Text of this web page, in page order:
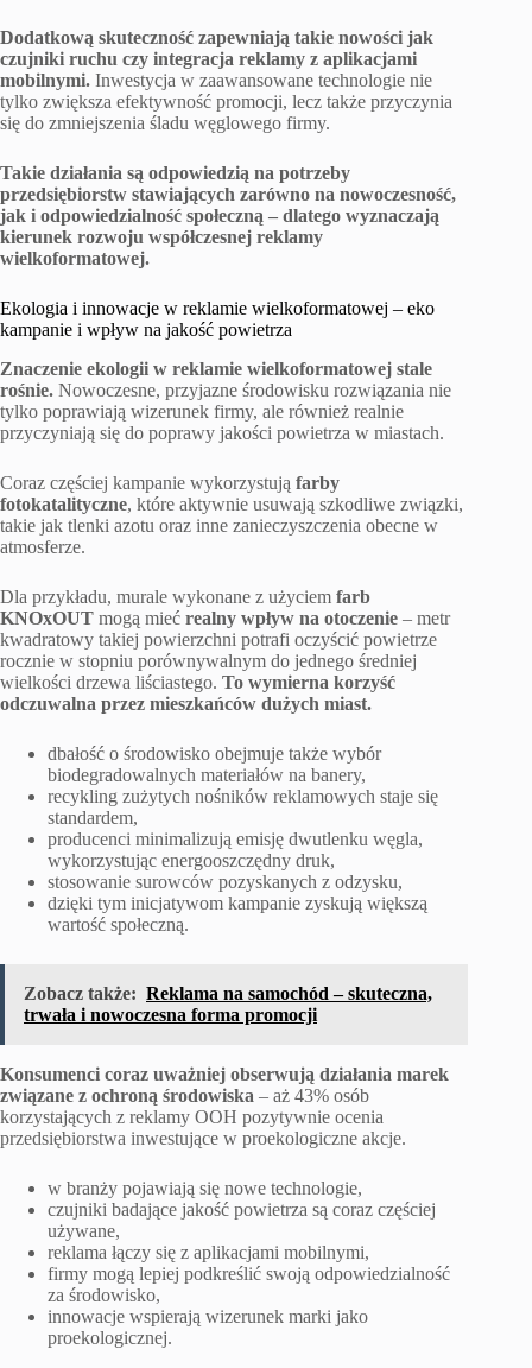
Dodatkową skuteczność zapewniają takie nowości jak
czujniki ruchu czy integracja reklamy z aplikacjami
mobilnymi. Inwestycja w zaawansowane technologie nie
tylko zwiększa efektywność promocji, lecz także przyczynia
się do zmniejszenia śladu węglowego firmy.
Takie działania są odpowiedzią na potrzeby
przedsiębiorstw stawiających zarówno na nowoczesność,
jak i odpowiedzialność społeczną – dlatego wyznaczają
kierunek rozwoju współczesnej reklamy
wielkoformatowej.
Ekologia i innowacje w reklamie wielkoformatowej – eko
kampanie i wpływ na jakość powietrza
Znaczenie ekologii w reklamie wielkoformatowej stale
rośnie. Nowoczesne, przyjazne środowisku rozwiązania nie
tylko poprawiają wizerunek firmy, ale również realnie
przyczyniają się do poprawy jakości powietrza w miastach.
Coraz częściej kampanie wykorzystują farby
fotokatalityczne, które aktywnie usuwają szkodliwe związki,
takie jak tlenki azotu oraz inne zanieczyszczenia obecne w
atmosferze.
Dla przykładu, murale wykonane z użyciem farb
KNOxOUT mogą mieć realny wpływ na otoczenie – metr
kwadratowy takiej powierzchni potrafi oczyścić powietrze
rocznie w stopniu porównywalnym do jednego średniej
wielkości drzewa liściastego. To wymierna korzyść
odczuwalna przez mieszkańców dużych miast.
dbałość o środowisko obejmuje także wybór
biodegradowalnych materiałów na banery,
recykling zużytych nośników reklamowych staje się
standardem,
producenci minimalizują emisję dwutlenku węgla,
wykorzystując energooszczędny druk,
stosowanie surowców pozyskanych z odzysku,
dzięki tym inicjatywom kampanie zyskują większą
wartość społeczną.
Zobacz także: Reklama na samochód – skuteczna,
trwała i nowoczesna forma promocji
Konsumenci coraz uważniej obserwują działania marek
związane z ochroną środowiska – aż 43% osób
korzystających z reklamy OOH pozytywnie ocenia
przedsiębiorstwa inwestujące w proekologiczne akcje.
w branży pojawiają się nowe technologie,
czujniki badające jakość powietrza są coraz częściej
używane,
reklama łączy się z aplikacjami mobilnymi,
firmy mogą lepiej podkreślić swoją odpowiedzialność
za środowisko,
innowacje wspierają wizerunek marki jako
proekologicznej.